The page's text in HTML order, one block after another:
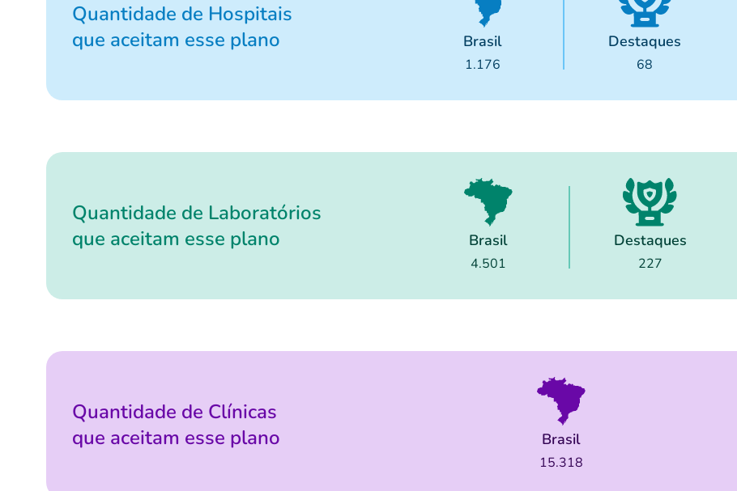
Quantidade de Hospitais
que aceitam esse plano
Brasil
1.176
Destaques
68
Quantidade de Laboratórios
que aceitam esse plano
Brasil
4.501
Destaques
227
Quantidade de Clínicas
que aceitam esse plano
Brasil
15.318